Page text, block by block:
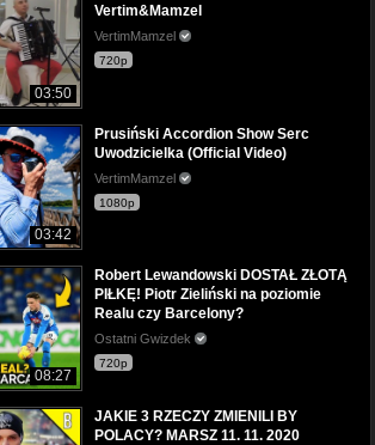
03:50
Vertim&Mamzel
VertimMamzel
720p
03:42
Prusiński Accordion Show Serc
Uwodzicielka (Official Video)
VertimMamzel
1080p
08:27
Robert Lewandowski DOSTAŁ ZŁOTĄ
PIŁKĘ! Piotr Zieliński na poziomie
Realu czy Barcelony?
Ostatni Gwizdek
720p
JAKIE 3 RZECZY ZMIENILI BY
POLACY? MARSZ 11. 11. 2020